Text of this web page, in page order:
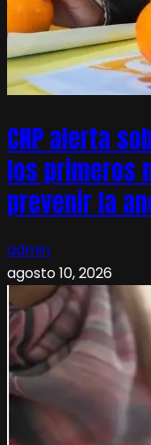
CNP alerta
los primeros
prevenir la
admin
agosto 10, 2026